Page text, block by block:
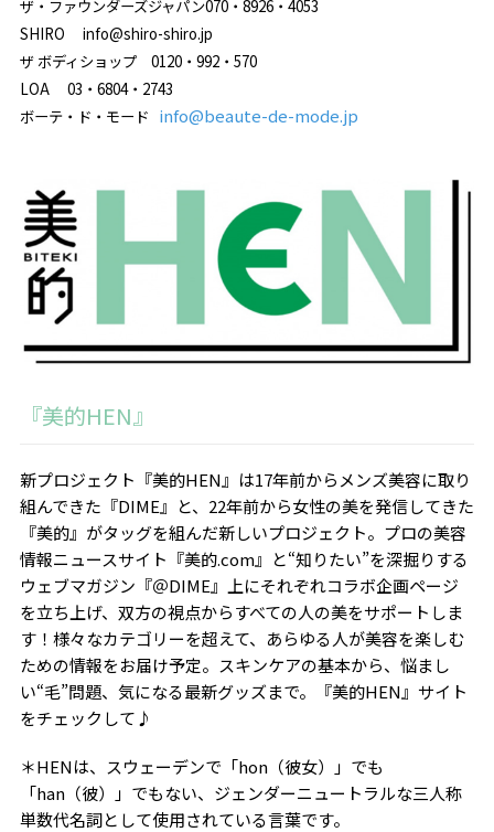
ザ・ファウンダーズジャパン070・8926・4053
SHIRO info@shiro-shiro.jp
ザ ボディショップ 0120・992・570
LOA 03・6804・2743
ボーテ・ド・モード info@beaute-de-mode.jp
『美的HEN』
新プロジェクト『美的HEN』は17年前からメンズ美容に取り
組んできた『DIME』と、22年前から女性の美を発信してきた
『美的』がタッグを組んだ新しいプロジェクト。プロの美容
情報ニュースサイト『美的.com』と“知りたい”を深掘りする
ウェブマガジン『＠DIME』上にそれぞれコラボ企画ページ
を立ち上げ、双方の視点からすべての人の美をサポートしま
す！様々なカテゴリーを超えて、あらゆる人が美容を楽しむ
ための情報をお届け予定。スキンケアの基本から、悩まし
い“毛”問題、気になる最新グッズまで。『美的HEN』サイト
をチェックして♪
＊HENは、スウェーデンで「hon（彼女）」でも
「han（彼）」でもない、ジェンダーニュートラルな三人称
単数代名詞として使用されている言葉です。